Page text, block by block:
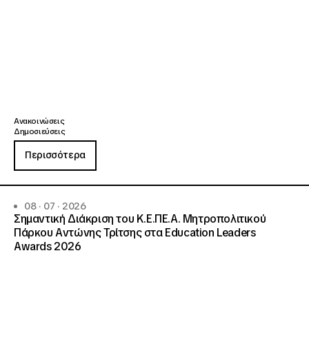
Ανακοινώσεις
Δημοσιεύσεις
Περισσότερα
08 · 07 · 2026
Σημαντική Διάκριση του Κ.Ε.ΠΕ.Α. Μητροπολιτικού
Πάρκου Αντώνης Τρίτσης στα Education Leaders
Awards 2026